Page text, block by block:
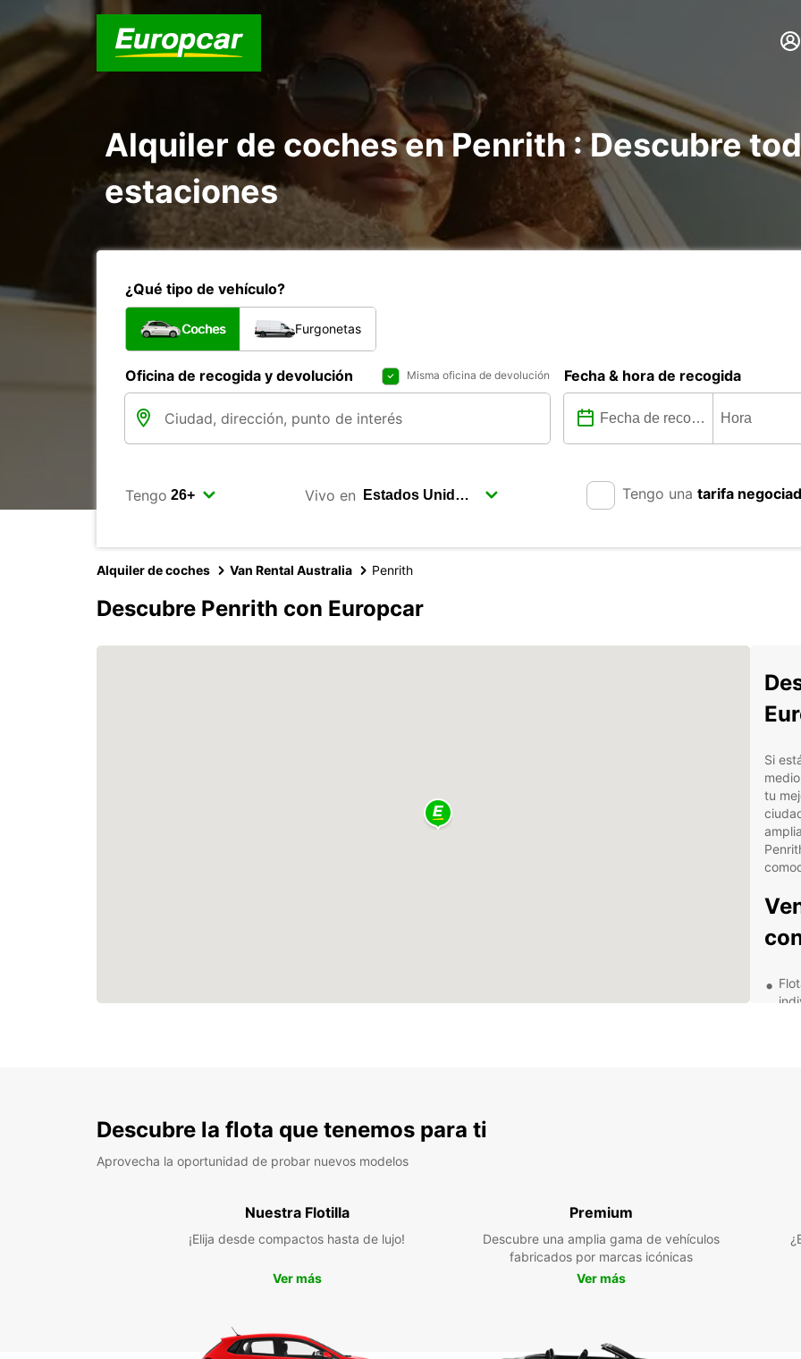
Alquiler de coches en Penrith : Descubre
estaciones
¿Qué tipo de vehículo?
Coches Furgonetas
Oficina de recogida y devolución Misma oficina de devolución Fecha & hora de recogida
Tengo Vivo en Tengo una tarifa
Alquiler de coches Van Rental Australia Penrith
Descubre Penrith con Europcar
Si
tu
Descubre la flota que tenemos para ti
Aprovecha la oportunidad de probar nuevos modelos
Nuestra Flotilla
¡Elija desde compactos hasta de lujo!
Ver más
Premium
Descubre una amplia gama de vehículos
fabricados por marcas icónicas
Ver más